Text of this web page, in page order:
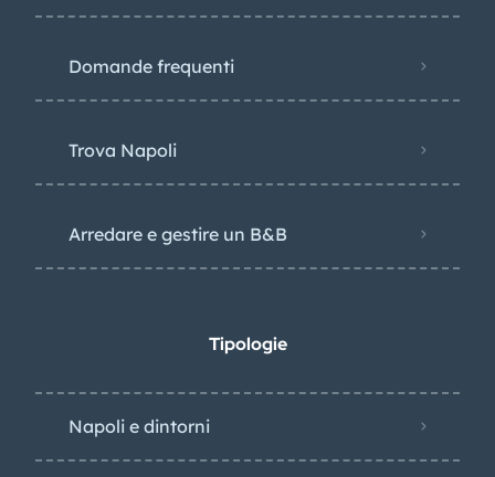
Domande frequenti
Trova Napoli
Arredare e gestire un B&B
Tipologie
Napoli e dintorni